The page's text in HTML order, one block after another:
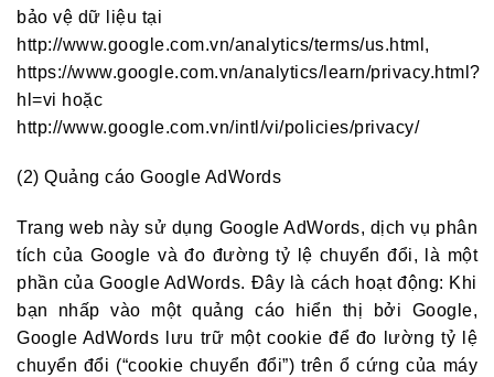
bảo vệ dữ liệu tại
http://www.google.com.vn/analytics/terms/us.html,
https://www.google.com.vn/analytics/learn/privacy.html?
hl=vi hoặc
http://www.google.com.vn/intl/vi/policies/privacy/
(2) Quảng cáo Google AdWords
Trang web này sử dụng Google AdWords, dịch vụ phân
tích của Google và đo đường tỷ lệ chuyển đổi, là một
phần của Google AdWords. Đây là cách hoạt động: Khi
bạn nhấp vào một quảng cáo hiển thị bởi Google,
Google AdWords lưu trữ một cookie để đo lường tỷ lệ
chuyển đổi (“cookie chuyển đổi”) trên ổ cứng của máy